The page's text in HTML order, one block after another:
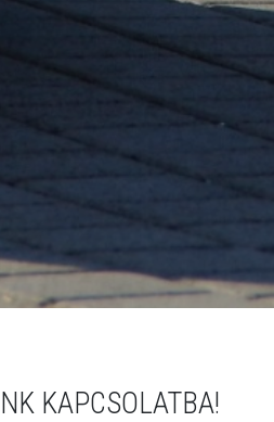
KAPCSOLATBA!